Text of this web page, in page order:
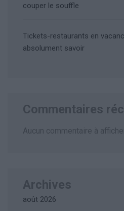
couper le souffle
Tickets-restaurants en
absolument savoir
Commentaires
Aucun commentaire à
Archives
août 2026